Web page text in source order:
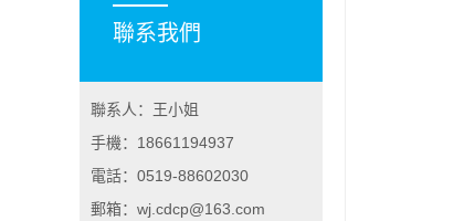
聯系我們
聯系人：王小姐
手機：18661194937
電話：0519-88602030
郵箱：wj.cdcp@163.com